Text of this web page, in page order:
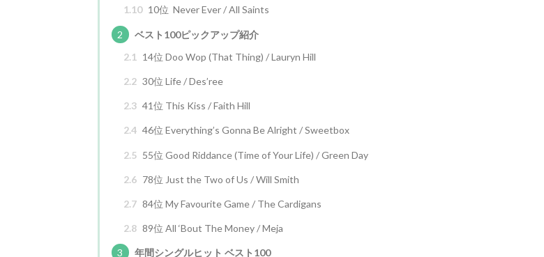
1.10 10位 Never Ever / All Saints
2
ベスト100ピックアップ紹介
2.1
14位 Doo Wop (That Thing) / Lauryn Hill
2.2 30位 Life / Des’ree
2.3 41位 This Kiss / Faith Hill
2.4 46位 Everything’s Gonna Be Alright / Sweetbox
2.5 55位 Good Riddance (Time of Your Life) / Green Day
2.6 78位 Just the Two of Us / Will Smith
2.7 84位 My Favourite Game / The Cardigans
2.8 89位 All ‘Bout The Money / Meja
3 年間シングルヒット ベスト100